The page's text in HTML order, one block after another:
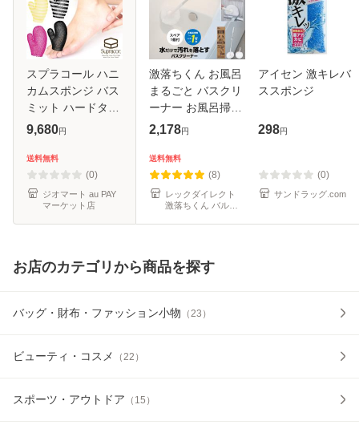
スプラコール ハニ
カムスポンジ バス
ミット ハードタイ
プ ソフトタイプ 正
付き ハニカム構造
TPU 医療用 伸縮性
お風呂
9,680円
送料無料
(0)
ジオマート au PAY
マーケット店
激落ちくん お風呂
まるごと バスクリ
ーナー お風呂掃除
ブラシ 風呂掃除 お
ラシ 掃除ブラシ バ
スブラシ ミドル伸
縮タイ
2,178円
送料無料
(8)
レックダイレクト
激落ちくん バルサ
アイセン 激キレバ
ススポンジ
298円
(0)
サンドラッグ.com
お店のカテゴリから商品を探す
バッグ・財布・ファッション小物 （23 ）
ビューティ・コスメ （22 ）
スポーツ・アウトドア （ 15 ）